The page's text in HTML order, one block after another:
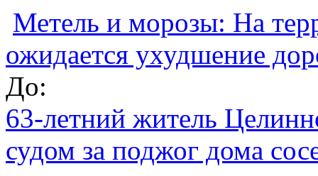
Метель и морозы: На
ожидается ухудшение
До:
63-летний житель
судом за поджог дома